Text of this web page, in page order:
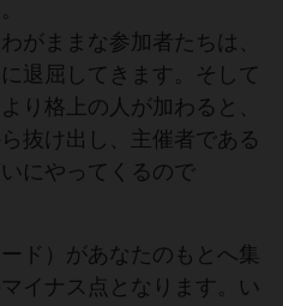
がままな参加者たちは、
退屈してきます。そして
り格上の人が加わると、
抜け出し、主催者である
にやってくるので
ド）があなたのもとへ集
イナス点となります。い